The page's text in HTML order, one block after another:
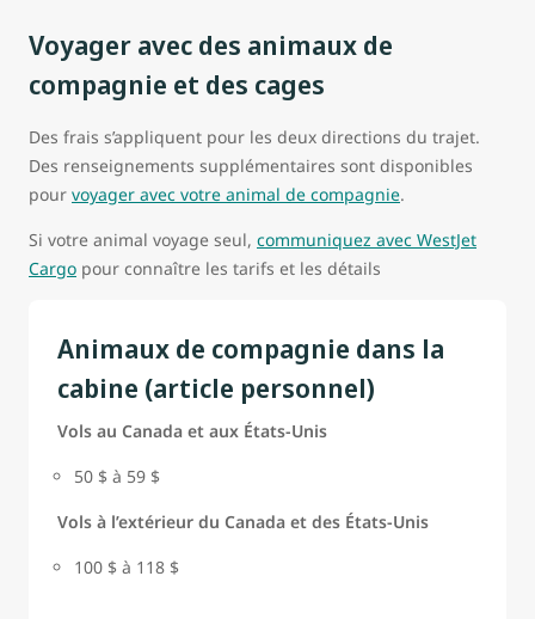
Voyager avec des animaux de
compagnie et des cages
Des frais s’appliquent pour les deux directions du trajet.
Des renseignements supplémentaires sont disponibles
pour voyager avec votre animal de compagnie.
Si votre animal voyage seul, communiquez avec WestJet
Cargo pour connaître les tarifs et les détails
Animaux de compagnie dans la
cabine (article personnel)
Vols au Canada et aux États-Unis
50 $ à 59 $
Vols à l’extérieur du Canada et des États-Unis
100 $ à 118 $